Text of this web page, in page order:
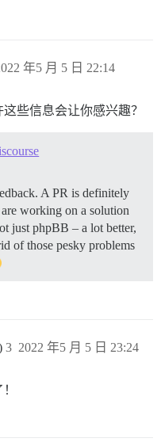
年5 月 5 日 22:14
些信息会让你感兴趣？
A PR is definitely
working on a solution
just phpBB – a lot better,
of those pesky problems
2022 年5 月 5 日 23:24
3